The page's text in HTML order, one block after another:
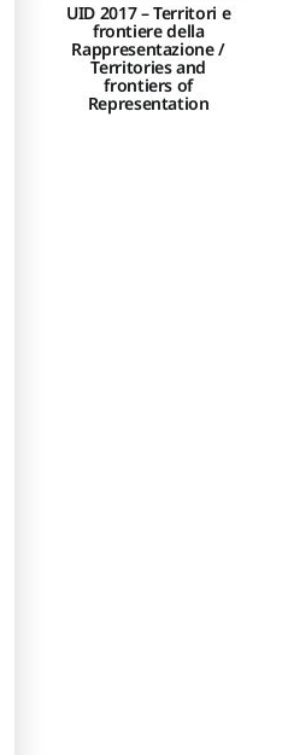
UID 2017 – Territori e
frontiere della
Rappresentazione /
Territories and
frontiers of
Representation